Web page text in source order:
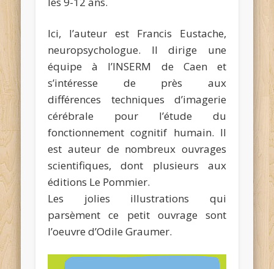
Ici, l’auteur est Francis Eustache,
neuropsychologue. Il dirige une
équipe à l’INSERM de Caen et
s’intéresse de près aux
différences techniques d’imagerie
cérébrale pour l’étude du
fonctionnement cognitif humain. Il
est auteur de nombreux ouvrages
scientifiques, dont plusieurs aux
éditions Le Pommier.
Les jolies illustrations qui
parsèment ce petit ouvrage sont
l’oeuvre d’Odile Graumer.